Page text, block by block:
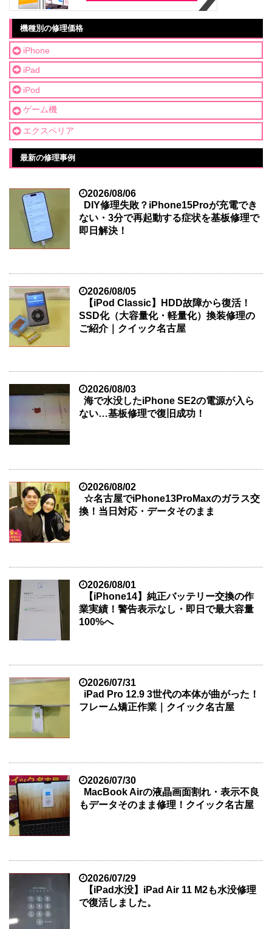
機種別の修理価格
iPhone
iPad
iPod
ゲーム機
エクスペリア
最新の修理事例
2026/08/06
DIY修理失敗？iPhone15Proが充電でき
ない・3分で再起動する症状を基板修理で
即日解決！
2026/08/05
【iPod Classic】HDD故障から復活！
SSD化（大容量化・軽量化）換装修理の
ご紹介｜クイック名古屋
2026/08/03
海で水没したiPhone SE2の電源が入ら
ない…基板修理で復旧成功！
2026/08/02
☆名古屋でiPhone13ProMaxのガラス交
換！当日対応・データそのまま
2026/08/01
【iPhone14】純正バッテリー交換の作
業実績！警告表示なし・即日で最大容量
100%へ
2026/07/31
iPad Pro 12.9 3世代の本体が曲がった！
フレーム矯正作業｜クイック名古屋
2026/07/30
MacBook Airの液晶画面割れ・表示不良
もデータそのまま修理！クイック名古屋
2026/07/29
【iPad水没】iPad Air 11 M2も水没修理
で復活しました。